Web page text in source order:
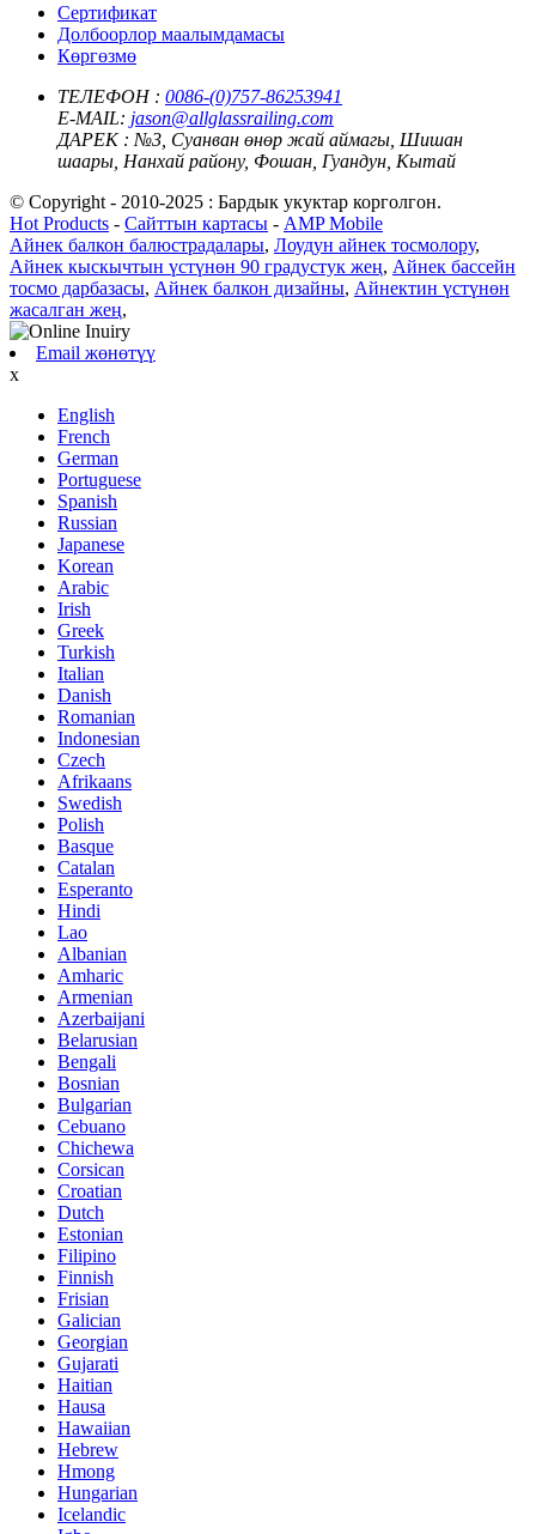
Сертификат
Долбоорлор маалымдамасы
Көргөзмө
ТЕЛЕФОН : 0086-(0)757-86253941
E-MAIL: jason@allglassrailing.com
ДАРЕК : №3, Суанван өнөр жай аймагы, Шишан
шаары, Нанхай району, Фошан, Гуандун, Кытай
© Copyright - 2010-2025 : Бардык укуктар корголгон.
Hot Products - Сайттын картасы - AMP Mobile
Айнек балкон балюстрадалары, Лоудун айнек тосмолору,
Айнек кыскычтын үстүнөн 90 градустук жең, Айнек бассейн
тосмо дарбазасы, Айнек балкон дизайны, Айнектин үстүнөн
жасалган жең,
Email жөнөтүү
x
English
French
German
Portuguese
Spanish
Russian
Japanese
Korean
Arabic
Irish
Greek
Turkish
Italian
Danish
Romanian
Indonesian
Czech
Afrikaans
Swedish
Polish
Basque
Catalan
Esperanto
Hindi
Lao
Albanian
Amharic
Armenian
Azerbaijani
Belarusian
Bengali
Bosnian
Bulgarian
Cebuano
Chichewa
Corsican
Croatian
Dutch
Estonian
Filipino
Finnish
Frisian
Galician
Georgian
Gujarati
Haitian
Hausa
Hawaiian
Hebrew
Hmong
Hungarian
Icelandic